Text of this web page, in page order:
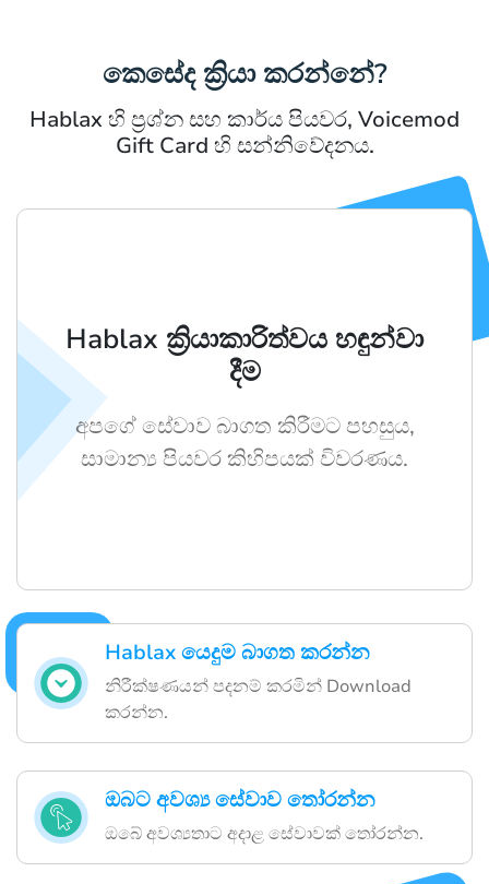
කෙසේද ක්‍රියා කරන්නේ?
Hablax හි ප්‍රශ්න සහ කාර්ය පියවර, Voicemod
Gift Card හි සන්නිවේදනය.
Hablax යෙදුම බාගත කරන්න
නිරීක්ෂණයන් පදනම් කරමින් Download
කරන්න.
ඔබට අවශ්‍ය සේවාව තෝරන්න
ඔබේ අවශ්‍යතාට අදාළ සේවාවක් තෝරන්න.
Hablax ක්‍රියාකාරිත්වය හඳුන්වා
දීම
අපගේ සේවාව බාගත කිරීමට පහසුය,
සාමාන්‍ය පියවර කිහිපයක් විවරණය.